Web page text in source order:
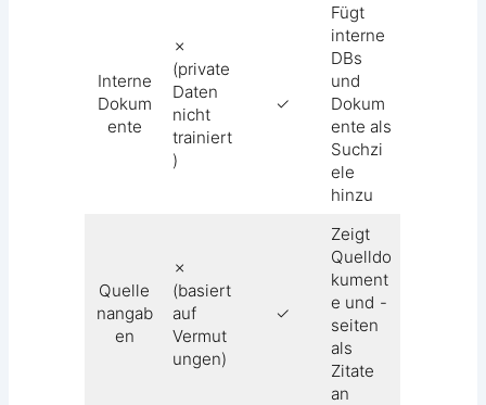
Interne
Dokum
ente
✗
(private
Daten
nicht
trainiert
)
✓
Fügt
interne
DBs
und
Dokum
ente als
Suchzi
ele
hinzu
Quelle
nangab
en
✗
(basiert
auf
Vermut
ungen)
✓
Zeigt
Quelldo
kument
e und -
seiten
als
Zitate
an